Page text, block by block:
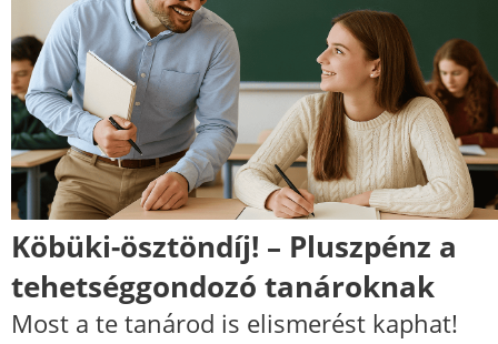
Köbüki-ösztöndíj! – Pluszpénz a
tehetséggondozó tanároknak
Most a te tanárod is elismerést kaphat!